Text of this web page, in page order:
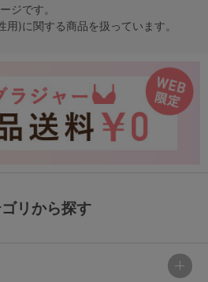
ジです。
用)に関する商品を扱っています。
リから探す